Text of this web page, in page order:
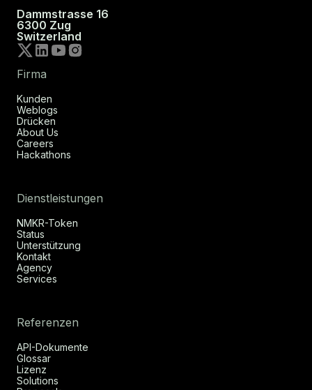
Dammstrasse 16
6300 Zug
Switzerland
Firma
Kunden
Weblogs
Drücken
About Us
Careers
Hackathons
Dienstleistungen
NMKR-Token
Status
Unterstützung
Kontakt
Agency
Services
Referenzen
API-Dokumente
Glossar
Lizenz
Solutions